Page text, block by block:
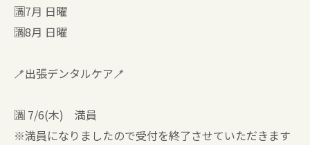
🈵7月 日曜
🈵8月 日曜
🪥出張デンタルケア🪥
🈵 7/6(木) 満員
※満員になりましたので受付を終了させていただきます